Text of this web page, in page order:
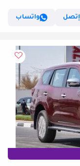
إتصل
واتساب